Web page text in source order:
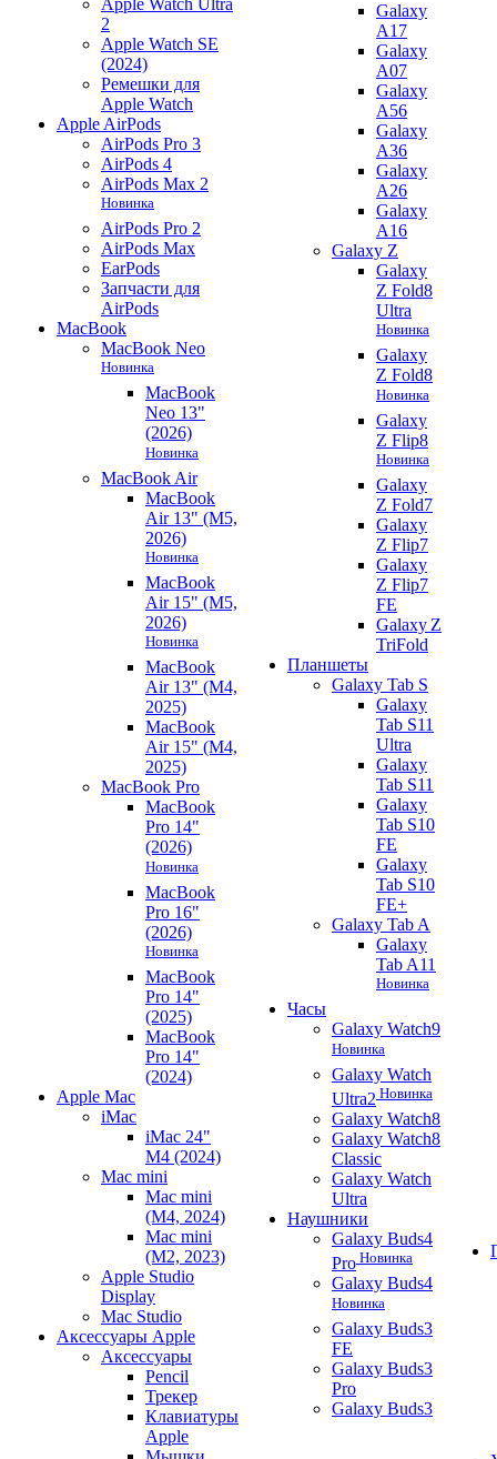
2
Apple Watch SE
(2024)
Ремешки для
Apple Watch
Apple AirPods
AirPods Pro 3
AirPods 4
AirPods Max 2
Новинка
AirPods Pro 2
AirPods Max
EarPods
Запчасти для
AirPods
MacBook
MacBook Neo
Новинка
MacBook
Neo 13"
(2026)
Новинка
MacBook Air
MacBook
Air 13" (M5,
2026)
Новинка
MacBook
Air 15" (M5,
2026)
Новинка
MacBook
Air 13" (M4,
2025)
MacBook
Air 15" (M4,
2025)
MacBook Pro
MacBook
Pro 14"
(2026)
Новинка
MacBook
Pro 16"
(2026)
Новинка
MacBook
Pro 14"
(2025)
MacBook
Pro 14"
(2024)
Apple Mac
iMac
iMac 24"
M4 (2024)
Mac mini
Mac mini
(M4, 2024)
Mac mini
(M2, 2023)
Apple Studio
Display
Mac Studio
Аксессуары Apple
Аксессуары
Pencil
Трекер
Клавиатуры
Apple
Galaxy
A17
Galaxy
A07
Galaxy
A56
Galaxy
A36
Galaxy
A26
Galaxy
A16
Galaxy Z
Galaxy
Z Fold8
Ultra
Новинка
Galaxy
Z Fold8
Новинка
Galaxy
Z Flip8
Новинка
Galaxy
Z Fold7
Galaxy
Z Flip7
Galaxy
Z Flip7
FE
Galaxy Z
TriFold
Планшеты
Galaxy Tab S
Galaxy
Tab S11
Ultra
Galaxy
Tab S11
Galaxy
Tab S10
FE
Galaxy
Tab S10
FE+
Galaxy Tab A
Galaxy
Tab A11
Новинка
Часы
Galaxy Watch9
Новинка
Galaxy Watch
Ultra2 Новинка
Galaxy Watch8
Galaxy Watch8
Classic
Galaxy Watch
Ultra
Наушники
Galaxy Buds4
Pro Новинка
Galaxy Buds4
Новинка
Galaxy Buds3
FE
Galaxy Buds3
Pro
Galaxy Buds3